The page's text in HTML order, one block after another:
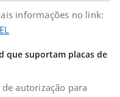
informações no link:
que suportam placas de
autorização para